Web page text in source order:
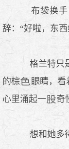
布袋换手
辞：“好啦，东西
格兰特只
的棕
睛，看
心里涌起一
奇
想和她多